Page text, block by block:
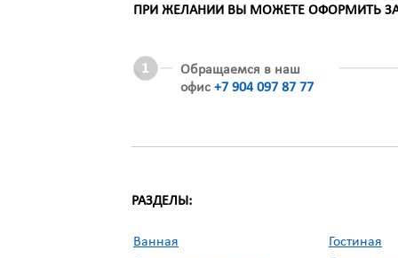
ПРИ ЖЕЛАНИИ ВЫ МОЖЕТЕ ОФОРМИТЬ
Обращаемся в наш
офис +7 904 097 87 77
РАЗДЕЛЫ:
Ванная
Гостиная